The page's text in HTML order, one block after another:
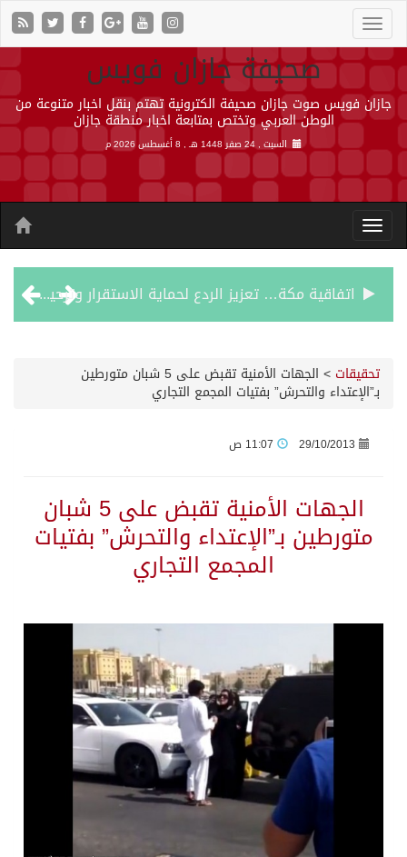
صحيفة جازان فويس
جازان فويس صوت جازان صحيفة الكترونية تهتم بنقل اخبار متنوعة من
الوطن العربي وتختص بمتابعة اخبار منطقة جازان
السبت , 24 صفر 1448 هـ , 8 أغسطس 2026 م
اتفاقية مكة… تعزيز الردع لحماية الاستقرار وترحيب اقليمي ودولي بها
حالة الطقس المتوقعة اليوم في المملكة
قمة سعودية – تركية – باكستانية في جدة
تحقيقات > الجهات الأمنية تقبض على 5 شبان متورطين
بـ”الإعتداء والتحرش” بفتيات المجمع التجاري
29/10/2013
الجهات الأمنية تقبض على 5 شبان
متورطين بـ”الإعتداء والتحرش” بفتيات
المجمع التجاري